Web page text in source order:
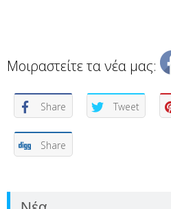
Μοιραστείτε τα νέα μας:
Share Tweet
Share